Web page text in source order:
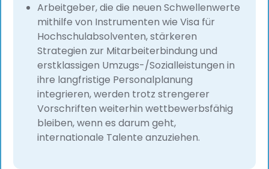
Arbeitgeber, die die neuen Schwellenwerte
mithilfe von Instrumenten wie Visa für
Hochschulabsolventen, stärkeren
Strategien zur Mitarbeiterbindung und
erstklassigen Umzugs-/Sozialleistungen in
ihre langfristige Personalplanung
integrieren, werden trotz strengerer
Vorschriften weiterhin wettbewerbsfähig
bleiben, wenn es darum geht,
internationale Talente anzuziehen.